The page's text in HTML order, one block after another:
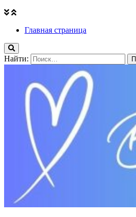
Главная страница
Найти: